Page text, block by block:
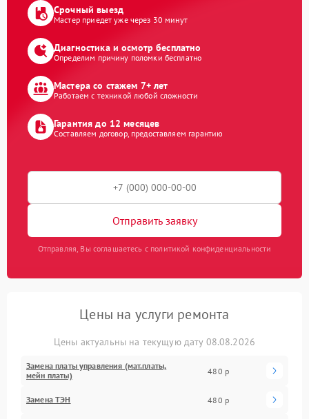
Срочный выезд
Мастер приедет уже через 30 минут
Диагностика и осмотр бесплатно
Определим причину поломки бесплатно
Мастера со стажем 7+ лет
Работаем с техникой любой сложности
Гарантия до 12 месяцев
Составляем договор, предоставляем гарантию
Отправить заявку
Отправляя, Вы соглашаетесь с политикой конфиденциальности
Цены на услуги ремонта
Цены актуальны на текущую дату 08.08.2026
Замена платы управления (мат.платы,
мейн платы)
480 р
Замена ТЭН 480 р